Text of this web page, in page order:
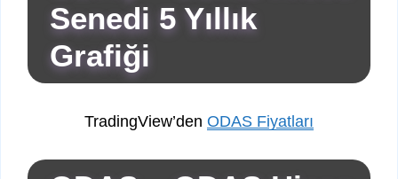
Senedi 5 Yıllık
Grafiği
TradingView’den ODAS Fiyatları